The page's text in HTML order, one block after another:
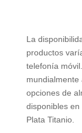
La
productos
telefonía
mundialmente
opciones de
disponibles
Plata Titanio.